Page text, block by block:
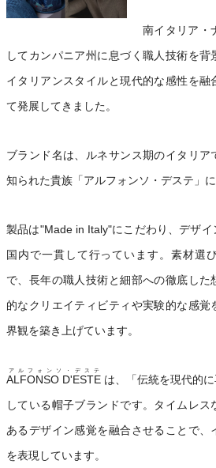
南イタリア・
してカンパニア州に息づく職人技術を
イタリアンスタイルと現代的な感性を融
て発展してきました。
ブランド名は、ルネサンス期のイタリア
知られた貴族「アルフォンソ・デステ」に
製品は"Made in Italy"にこだわり、デザ
国内で一貫して行っています。素材選
で、長年の職人技術と細部への徹底し
的なクリエイティビティや実験的な感
界観を築き上げています。
ALFONSO D'ESTE
アルフォンソ・デステ
は、「伝統を現代的
している帽子ブランドです。タイムレ
あるデザイン感覚を融合させることで、
を表現しています。